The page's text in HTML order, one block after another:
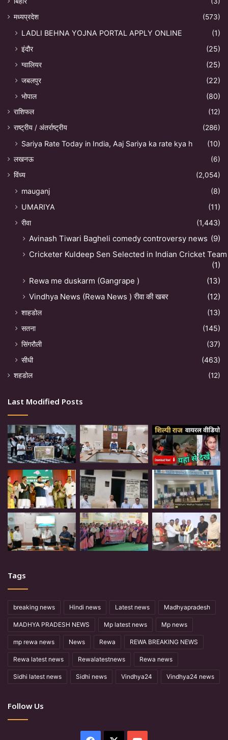
मध्यप्रदेश
(573)
LADLI BEHNA YOJNA PORTAL APPLY ONLINE
(1)
इंदौर
(25)
ग्वालियर
(25)
जबलपुर
(22)
भोपाल
(80)
राशिफल
(12)
राष्ट्रीय / अंतर्राष्ट्रीय
(286)
Sariya Rate Today in India, Aaj Sariya ka rate kya h (10)
लखनऊ
(6)
विंध्य
(2,054)
mauganj
(8)
UMARIYA
(11)
रीवा
(1,443)
Avinash Tiwari Bagheli comedy controversy news (9)
Cricketer Kuldeep Sen Selected in Indian Cricket Team
(1)
Rewa me duskarm (Gangrape )
(13)
Vindhya News (Rewa News ) रीवा की खबर
(12)
शाहडोल
(13)
सतना
(145)
सिंगरौली
(37)
सीधी
(463)
शहडोल (12)
Last Modified Posts
Tags
breaking news Hindi news Latest news Madhyapradesh
MADHYA PRADESH NEWS Mp latest news Mp news
mp rewa news News Rewa REWA BREAKING NEWS
Rewa latest news Rewalatestnews Rewa news
Sidhi latest news Sidhi news Vindhya24 Vindhya24 news
Follow Us